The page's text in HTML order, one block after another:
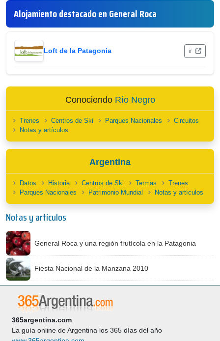
Alojamiento destacado en General Roca
Loft de la Patagonia ir
Conociendo Río Negro
Trenes Centros de Ski Parques Nacionales
Circuitos
Notas y artículos
Argentina
Datos Historia Centros de Ski Termas
Trenes
Parques Nacionales
Patrimonio Mundial Notas y artículos
Notas y artículos
General Roca y una región frutícola en la Patagonia
Fiesta Nacional de la Manzana 2010
365argentina.com
La guía online de Argentina los 365 días del año